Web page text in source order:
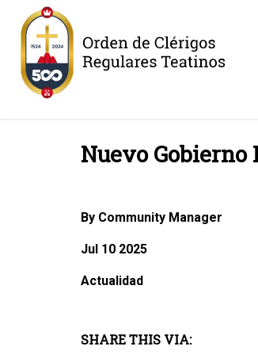
Nuevo
By Community Manager
Jul 10 2025
Actualidad
SHARE THIS VIA: